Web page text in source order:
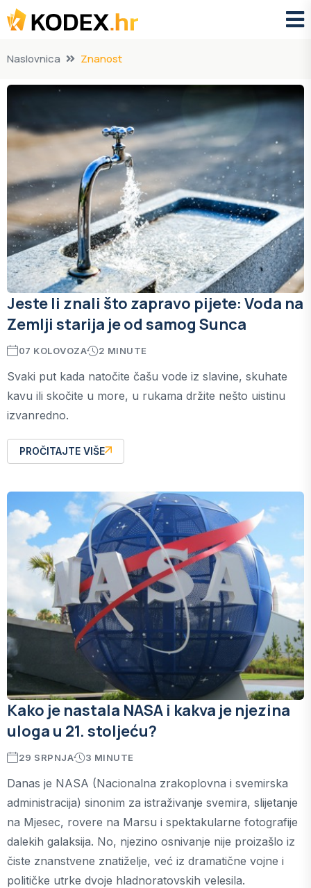
Naslovnica Znanost
Jeste li znali što zapravo pijete: Voda na
Zemlji starija je od samog Sunca
07 KOLOVOZA 2 MINUTE
Svaki put kada natočite čašu vode iz slavine, skuhate
kavu ili skočite u more, u rukama držite nešto uistinu
izvanredno.
PROČITAJTE VIŠE
Kako je nastala NASA i kakva je njezina
uloga u 21. stoljeću?
29 SRPNJA 3 MINUTE
Danas je NASA (Nacionalna zrakoplovna i svemirska
administracija) sinonim za istraživanje svemira, slijetanje
na Mjesec, rovere na Marsu i spektakularne fotografije
dalekih galaksija. No, njezino osnivanje nije proizašlo iz
čiste znanstvene znatiželje, već iz dramatične vojne i
političke utrke dvoje hladnoratovskih velesila.